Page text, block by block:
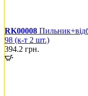
RK00008
98 (к-т 2 шт.)
394.2 грн.